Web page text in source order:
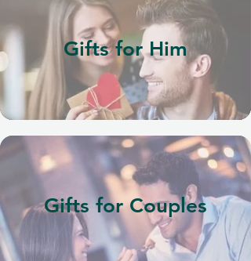
Gifts for Him
Gifts for Couples